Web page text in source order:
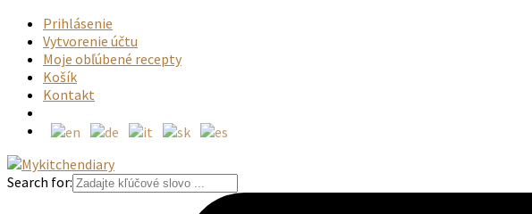
Prihlásenie
Vytvorenie účtu
Moje obľúbené recepty
Košík
Kontakt
Search for: